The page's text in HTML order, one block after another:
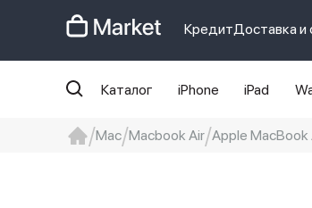
КредитДоставка и
Каталог iPhone iPad
Mac Macbook Air Apple MacBook